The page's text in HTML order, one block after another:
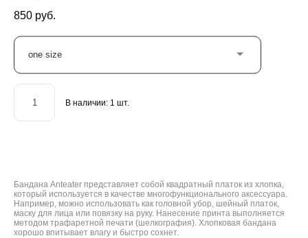
850 pуб.
one size
В наличии: 1 шт.
Бандана Anteater представляет собой квадратный платок из хлопка,
который используется в качестве многофункционального аксессуара.
Например, можно использовать как головной убор, шейный платок,
маску для лица или повязку на руку. Нанесение принта выполняется
методом трафаретной печати (шелкография). Хлопковая бандана
хорошо впитывает влагу и быстро сохнет.